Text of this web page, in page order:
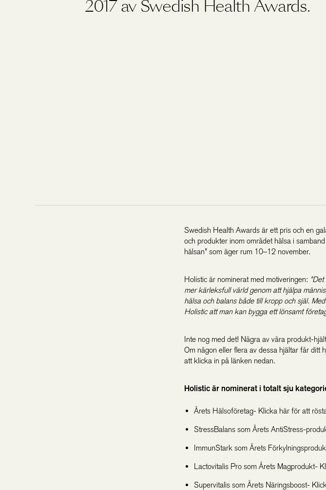
2017 av Swedish Health Awards.
Swedish Health Awards är ett pris och en
och produkter inom området hälsa i
hälsan” som äger rum 10–12 november.
Holistic är nominerat med motiveringen:
mer kärleksfull värld genom att hjälpa
hälsa och balans både till kropp och själ.
Holistic att man kan bygga ett lönsamt
Inte nog med det! Några av våra produkt-
Om någon eller flera av dessa hjältar får ditt
att klicka in på länken nedan.
Holistic är nominerat i totalt sju
Årets Hälsoföretag- Klicka här för att
StressBalans som Årets AntiStress-
ImmunStark som Årets
Lactovitalis Pro som Årets Magprodukt-
Supervitalis som Årets Näringsboost-